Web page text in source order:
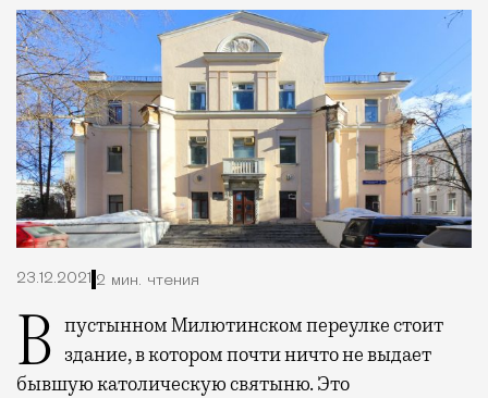
23.12.2021 2 мин. чтения
В пустынном Милютинском переулке стоит здание, в котором почти ничто не выдает
бывшую католическую святыню. Это